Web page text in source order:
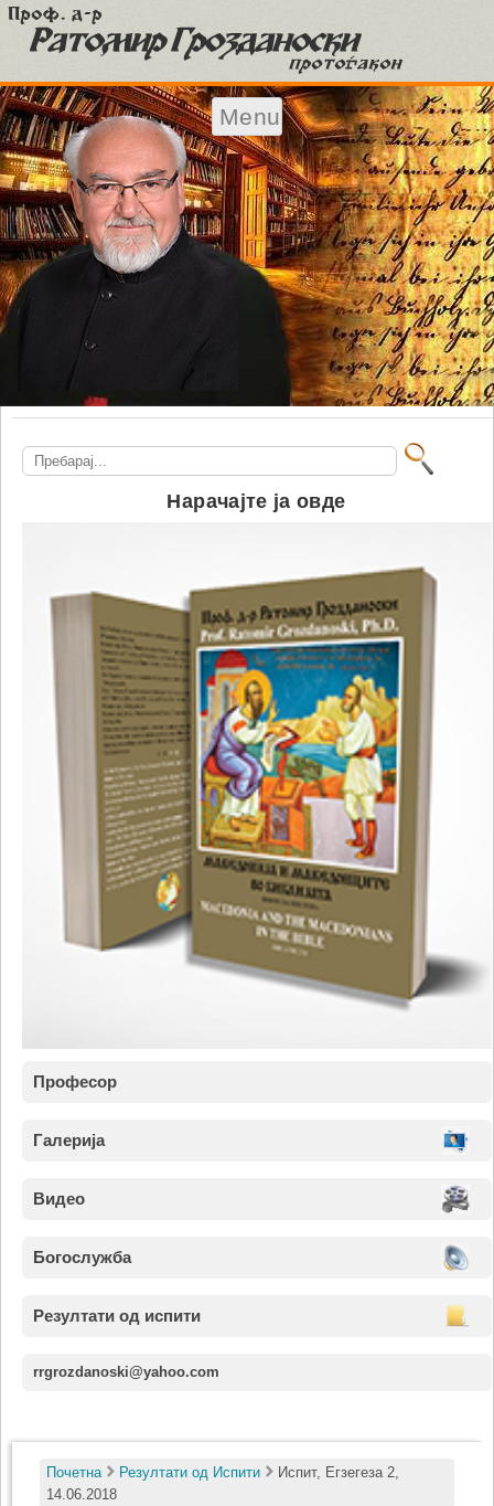
Menu
Skip to content
Search
for:
Нарачајте ја овде
Професор
Галерија
Видео
Богослужба
Резултати од испити
rrgrozdanoski@yahoo.com
Почетна Резултати од Испити
Испит, Егзегеза 2,
14.06.2018